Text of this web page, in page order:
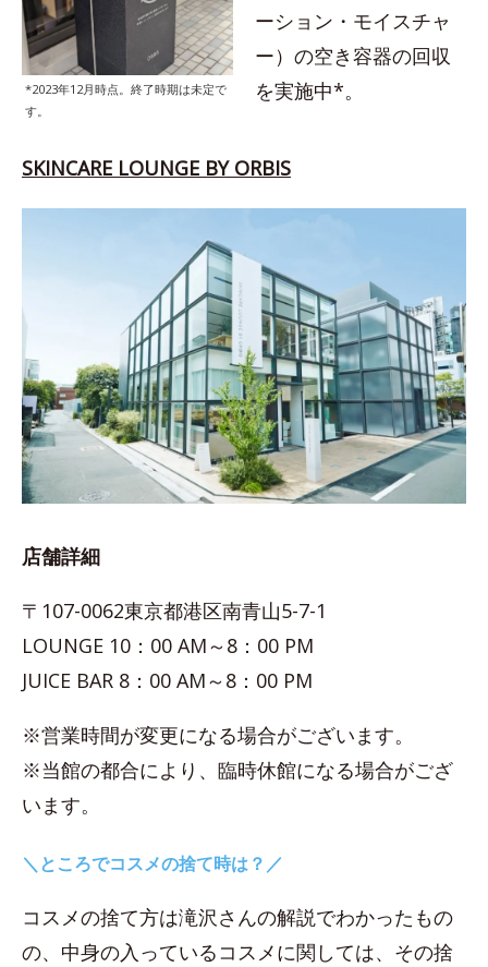
*2023年12月時点。終了時期は未定で
す。
ーション・モイスチャ
ー）の空き容器の回収
を実施中*。
SKINCARE LOUNGE BY ORBIS
店舗詳細
〒107-0062東京都港区南青山5-7-1
LOUNGE 10：00 AM～8：00 PM
JUICE BAR 8：00 AM～8：00 PM
※営業時間が変更になる場合がございます。
※当館の都合により、臨時休館になる場合がござ
います。
＼ところでコスメの捨て時は？／
コスメの捨て方は滝沢さんの解説でわかったもの
の、中身の入っているコスメに関しては、その捨